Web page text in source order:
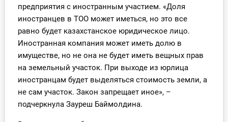
предприятия с иностранным участием. «Доля
иностранцев в ТОО может иметься, но это все
равно будет казахстанское юридическое лицо.
Иностранная компания может иметь долю в
имуществе, но не она не будет иметь вещных прав
на земельный участок. При выходе из юрлица
иностранцам будет выделяться стоимость земли, а
не сам участок. Закон запрещает иное», –
подчеркнула Зауреш Баймолдина.